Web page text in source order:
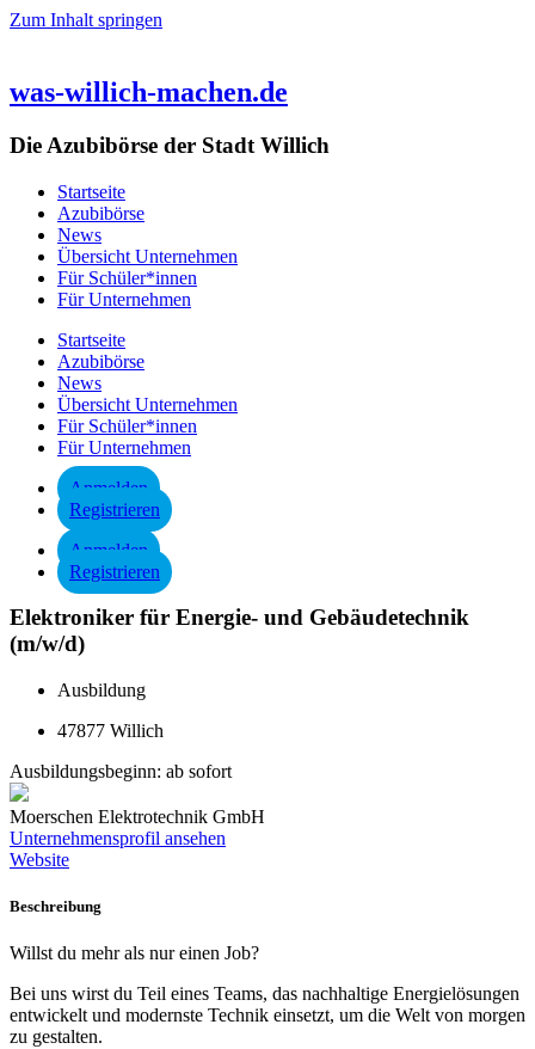
Zum Inhalt springen
was-willich-machen.de
Die Azubibörse der Stadt Willich
Startseite
Azubibörse
News
Übersicht Unternehmen
Für Schüler*innen
Für Unternehmen
Startseite
Azubibörse
News
Übersicht Unternehmen
Für Schüler*innen
Für Unternehmen
Anmelden
Registrieren
Anmelden
Registrieren
Elektroniker für Energie- und Gebäudetechnik
(m/w/d)
Ausbildung
47877 Willich
Ausbildungsbeginn: ab sofort
Moerschen Elektrotechnik GmbH
Unternehmensprofil ansehen
Website
Beschreibung
Willst du mehr als nur einen Job?
Bei uns wirst du Teil eines Teams, das nachhaltige Energielösungen
entwickelt und modernste Technik einsetzt, um die Welt von morgen
zu gestalten.